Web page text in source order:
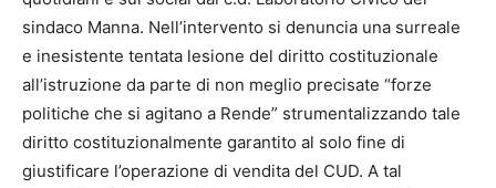
sindaco Manna. Nell’intervento si denuncia una surreale
e inesistente tentata lesione del diritto costituzionale
all’istruzione da parte di non meglio precisate “forze
politiche che si agitano a Rende” strumentalizzando tale
diritto costituzionalmente garantito al solo fine di
giustificare l’operazione di vendita del CUD. A tal